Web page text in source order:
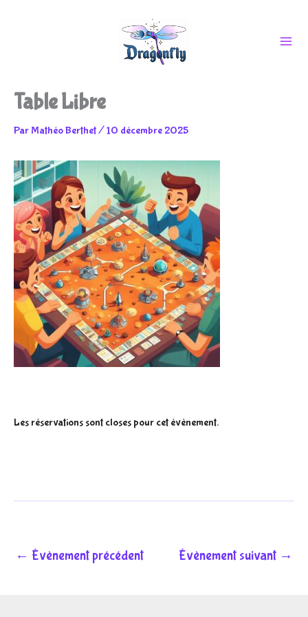
contenu
Table Libre
Par Mathéo Berthet/10 décembre 2025
Les réservations sont closes pour cet évènement.
← Évènement précédent Évènement suivant →